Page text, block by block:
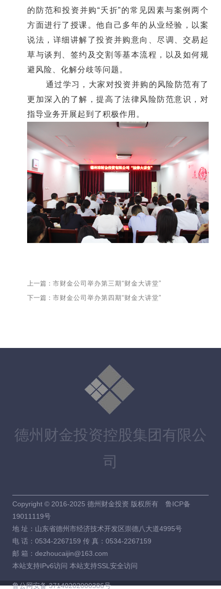
的防范和投资并购“夭折”的常见因素与案例两个
方面进行了授课。他自己多年的从业经验，以案
说法，详细讲解了投资并购意向、尽调、交易起
草与谈判、签约及交割等基本流程，以及如何规
避风险、化解分歧等问题。
通过学习，大家对投资并购的风险防范有了
更加深入的了解，提高了法律风险防范意识，对
指导业务开展起到了积极作用。
上一篇： 市财金公司举办第三期“财金大讲堂”
下一篇： 市财金公司举办第四期“财金大讲堂”
德州财金投资控股集团有限公
司
Copyright © 2016-2025 德州财金投资 版权所有 鲁ICP备
19011119号
地 址：山东省德州市经济技术开发区崇德八大道4995号
电 话：0534-2267159 传 真：0534-2267159
邮 箱：dezhoucaijin@163.com
本站支持IPv6访问 本站支持SSL安全访问
鲁公网安备 37140202000386号